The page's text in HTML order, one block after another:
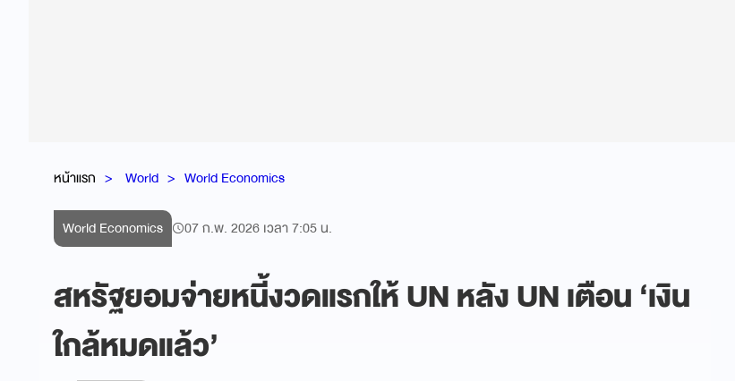
หน้าแรก World World Economics
World Economics 07 ก.พ. 2026 เวลา 7:05 น.
สหรัฐยอมจ่ายหนี้งวดแรกให้ UN หลัง UN เตือน ‘เงิน
ใกล้หมดแล้ว’